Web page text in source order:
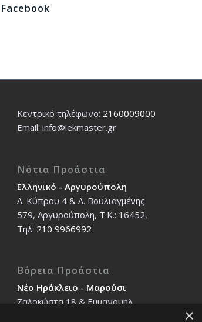
Facebook
Κεντρικό τηλέφωνο: 2160009000
Εmail: info@iekmaster.gr
Νότια Προάστια
Ελληνικό - Αργυρούπολη
Λ. Κύπρου 4 & Λ. Βουλιαγμένης
579, Αργυρούπολη, T.K.: 16452,
Τηλ: 210 9966992
Βόρεια Προάστια
Νέο Ηράκλειο - Μαρούσι
Ζαλοκώστα 18 & Εμμανουήλ
×